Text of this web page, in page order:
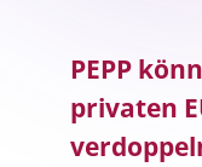
PEPP
privaten